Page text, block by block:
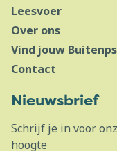
Leesvoer
Over ons
Vind jouw
Contact
Nieuwsbrief
Schrijf je in voor
hoogte